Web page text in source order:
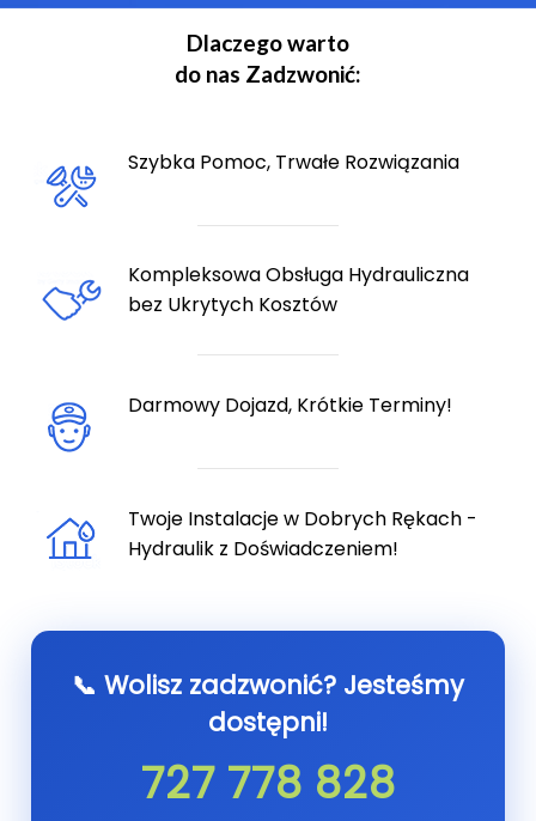
Dlaczego warto
do nas Zadzwonić:
Szybka Pomoc, Trwałe Rozwiązania
Kompleksowa Obsługa Hydrauliczna
bez Ukrytych Kosztów
Darmowy Dojazd, Krótkie Terminy!
Twoje Instalacje w Dobrych Rękach -
Hydraulik z Doświadczeniem!
📞 Wolisz zadzwonić? Jesteśmy
dostępni!
727 778 828